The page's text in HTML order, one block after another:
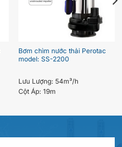
Bơm chìm nước thải Perotac
model: SS-2200
Lưu Lượng: 54m³/h
Cột Áp: 19m